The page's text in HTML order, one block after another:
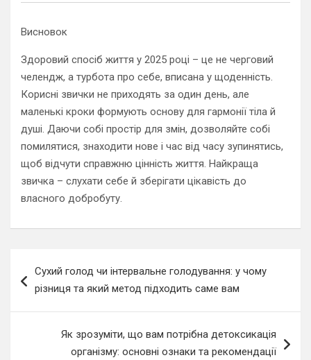
Висновок
Здоровий спосіб життя у 2025 році – це не черговий
челендж, а турбота про себе, вписана у щоденність.
Корисні звички не приходять за один день, але
маленькі кроки формують основу для гармонії тіла й
душі. Даючи собі простір для змін, дозволяйте собі
помилятися, знаходити нове і час від часу зупинятись,
щоб відчути справжню цінність життя. Найкраща
звичка – слухати себе й зберігати цікавість до
власного добробуту.
по
Сухий голод чи інтервальне голодування: у чому
різниця та який метод підходить саме вам
Як зрозуміти, що вам потрібна детоксикація
організму: основні ознаки та рекомендації